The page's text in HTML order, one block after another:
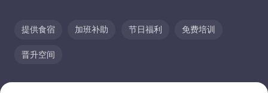
提供食宿 加班补助 节日福利 免费培训
晋升空间